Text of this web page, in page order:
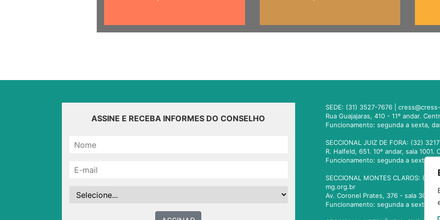
ASSINE E RECEBA INFORMES DO CONSELHO
SEDE: (31) 3527-7676 |
Rua Guajajaras, 410 - 11º andar.
Funcionamento: segunda a sexta,
SECCIONAL JUIZ DE FORA: (32)
R. Halfeld, 651. 10º andar, sala
Funcionamento: segunda a sexta,
SECCIONAL MONTES CLAROS:
mg.org.br
Av. Coronel Prates, 376 - sala 301.
Funcionamento: segunda a sexta,